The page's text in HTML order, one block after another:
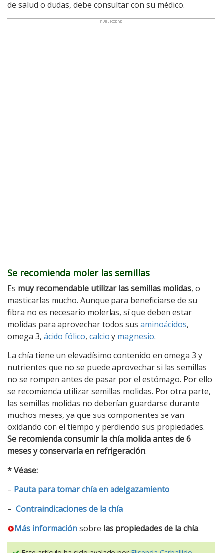
de salud o dudas, debe consultar con su médico.
Se recomienda moler las semillas
Es muy recomendable utilizar las semillas molidas, o
masticarlas mucho. Aunque para beneficiarse de su
fibra no es necesario molerlas, sí que deben estar
molidas para aprovechar todos sus aminoácidos,
omega 3, ácido fólico, calcio y magnesio.
La chía tiene un elevadísimo contenido en omega 3 y
nutrientes que no se puede aprovechar si las semillas
no se rompen antes de pasar por el estómago. Por ello
se recomienda utilizar semillas molidas. Por otra parte,
las semillas molidas no deberían guardarse durante
muchos meses, ya que sus componentes se van
oxidando con el tiempo y perdiendo sus propiedades.
Se recomienda consumir la chía molida antes de 6
meses y conservarla en refrigeración.
* Véase:
– Pauta para tomar chía en adelgazamiento
– Contraindicaciones de la chía
Más informaciónsobre las propiedades de la chía.